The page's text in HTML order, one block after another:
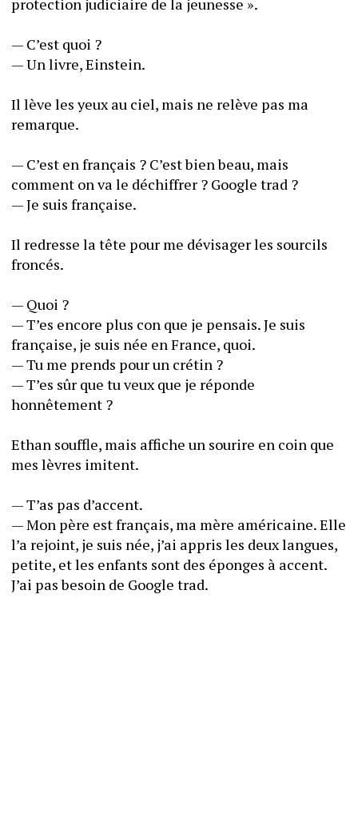
protection judiciaire de la jeunesse ».
— C’est quoi ?
— Un livre, Einstein.
Il lève les yeux au ciel, mais ne relève pas ma
remarque.
— C’est en français ? C’est bien beau, mais
comment on va le déchiffrer ? Google trad ?
— Je suis française.
Il redresse la tête pour me dévisager les sourcils
froncés.
— Quoi ?
— T’es encore plus con que je pensais. Je suis
française, je suis née en France, quoi.
— Tu me prends pour un crétin ?
— T’es sûr que tu veux que je réponde
honnêtement ?
Ethan souffle, mais affiche un sourire en coin que
mes lèvres imitent.
— T’as pas d’accent.
— Mon père est français, ma mère américaine. Elle
l’a rejoint, je suis née, j’ai appris les deux langues,
petite, et les enfants sont des éponges à accent.
J’ai pas besoin de Google trad.